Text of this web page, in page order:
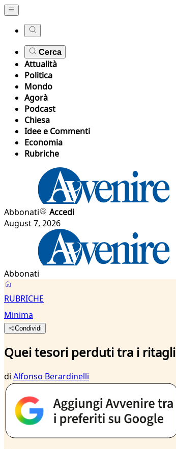
Cerca
Attualità
Politica
Mondo
Agorà
Podcast
Chiesa
Idee e Commenti
Economia
Rubriche
Abbonati
Accedi
August 7, 2026
Abbonati
RUBRICHE
Minima
Condividi
Quei tesori perduti tra i ritagli
di Alfonso Berardinelli